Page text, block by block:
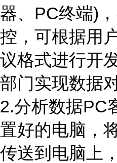
器、PC终端)
控，可根据用
议格式进行开
部门实现数据
2.分析数据PC
置好的电脑，
传送到电脑上